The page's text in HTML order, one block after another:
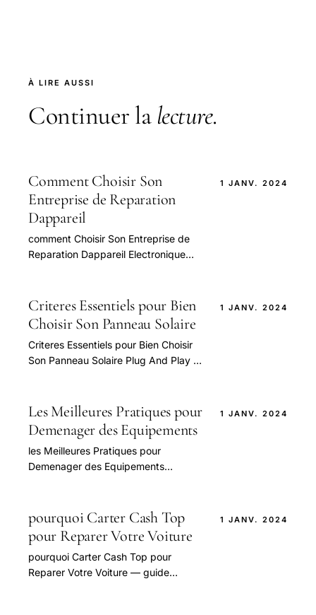
À LIRE AUSSI
Continuer la lecture.
Comment Choisir Son
Entreprise de Reparation
Dappareil
comment Choisir Son Entreprise de
Reparation Dappareil Electronique
question.
1 JANV. 2024
Criteres Essentiels pour Bien
Choisir Son Panneau Solaire
Criteres Essentiels pour Bien Choisir
Son Panneau Solaire Plug And Play —
1 JANV. 2024
Les Meilleures Pratiques pour
Demenager des Equipements
les Meilleures Pratiques pour
Demenager des Equipements
aborder cette question.
1 JANV. 2024
pourquoi Carter Cash Top
pour Reparer Votre Voiture
pourquoi Carter Cash Top pour
Reparer Votre Voiture — guide
1 JANV. 2024